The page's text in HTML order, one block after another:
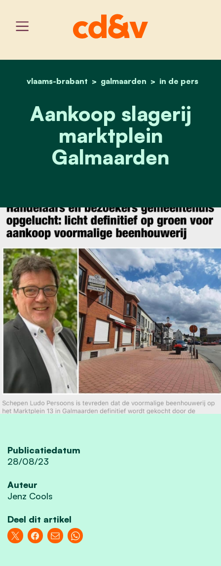
home
vlaams-brabant galmaarden in de pers
aankoop slagerij
Aankoop slagerij
marktplein
Galmaarden
Publicatiedatum
28/08/23
Auteur
Jenz Cools
Deel dit artikel